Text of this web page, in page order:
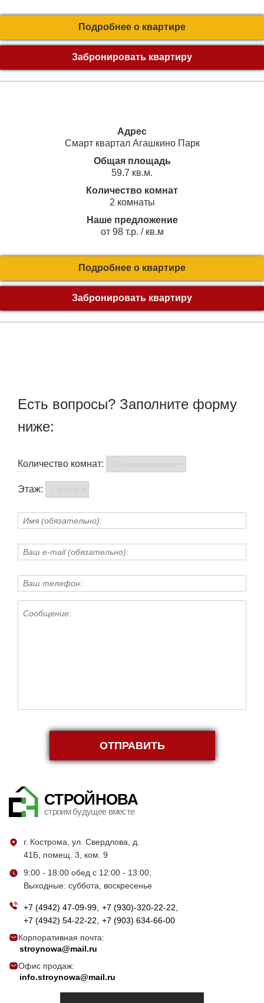
Подробнее о квартире
Забронировать квартиру
Адрес
Смарт квартал Агашкино Парк
Общая площадь
59.7 кв.м.
Количество комнат
2 комнаты
Наше предложение
от 98 т.р. / кв.м
Подробнее о квартире
Забронировать квартиру
Есть вопросы? Заполните форму
ниже:
Количество комнат:
Этаж:
ОТПРАВИТЬ
СТРОЙНОВА
строим будущее вместе
г. Кострома, ул. Свердлова, д.
41Б, помещ. 3, ком. 9
9:00 - 18:00 обед с 12:00 - 13:00,
Выходные: суббота, воскресенье
+7 (4942) 47-09-99 +7 (930)-320-22-22
+7 (4942) 54-22-22
+7 (903) 634-66-00
Корпоративная почта:
stroynowa@mail.ru
Офис продаж:
info.stroynowa@mail.ru